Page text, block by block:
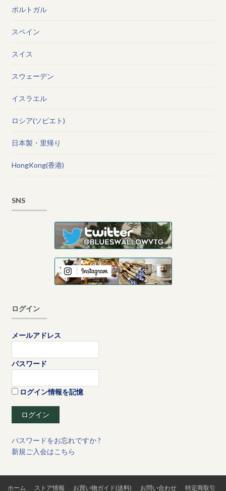
ポルトガル
スペイン
スイス
スウェーデン
イスラエル
ロシア(ソビエト)
日本製・里帰り
HongKong(香港)
SNS
ログイン
メールアドレス
パスワード
ログイン情報を記憶
パスワードをお忘れですか ?
新規ご入会はこちら
ホーム ストア情報 お買い物ガイド(送料) お問い合わせ 特定商取引